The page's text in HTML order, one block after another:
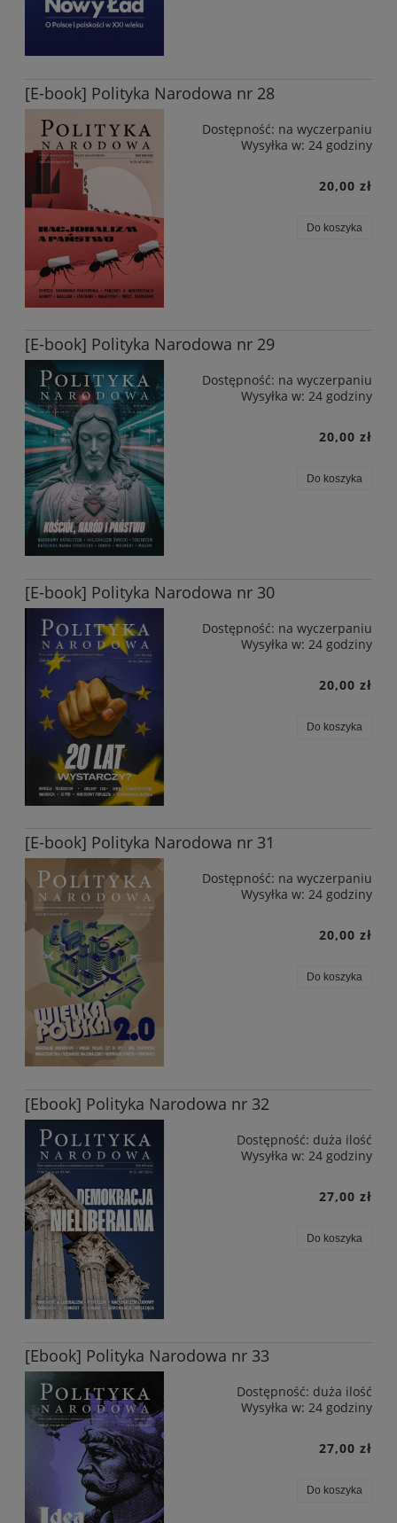
[E-book] Polityka Narodowa nr 28
Dostępność: na wyczerpaniu
Wysyłka w: 24 godziny
20,00 zł
Do koszyka
[E-book] Polityka Narodowa nr 29
Dostępność: na wyczerpaniu
Wysyłka w: 24 godziny
20,00 zł
Do koszyka
[E-book] Polityka Narodowa nr 30
Dostępność: na wyczerpaniu
Wysyłka w: 24 godziny
20,00 zł
Do koszyka
[E-book] Polityka Narodowa nr 31
Dostępność: na wyczerpaniu
Wysyłka w: 24 godziny
20,00 zł
Do koszyka
[Ebook] Polityka Narodowa nr 32
Dostępność: duża ilość
Wysyłka w: 24 godziny
27,00 zł
Do koszyka
[Ebook] Polityka Narodowa nr 33
Dostępność: duża ilość
Wysyłka w: 24 godziny
27,00 zł
Do koszyka